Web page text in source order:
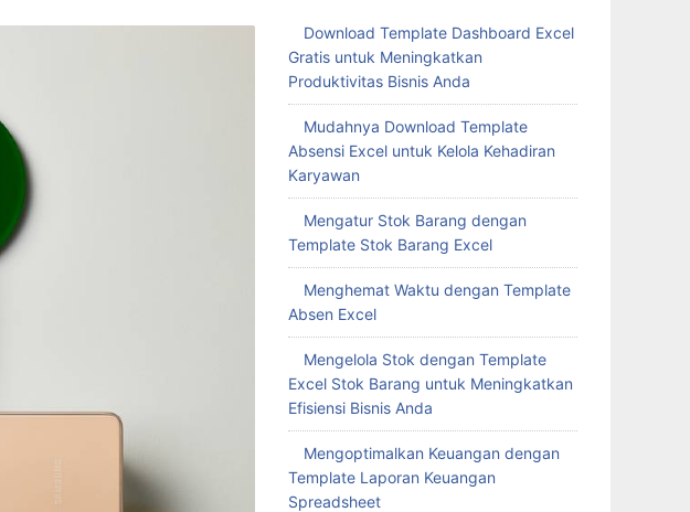
Download Template Dashboard Excel
Gratis untuk Meningkatkan
Produktivitas Bisnis Anda
Mudahnya Download Template
Absensi Excel untuk Kelola Kehadiran
Karyawan
Mengatur Stok Barang dengan
Template Stok Barang Excel
Menghemat Waktu dengan Template
Absen Excel
Mengelola Stok dengan Template
Excel Stok Barang untuk Meningkatkan
Efisiensi Bisnis Anda
Mengoptimalkan Keuangan dengan
Template Laporan Keuangan
Spreadsheet